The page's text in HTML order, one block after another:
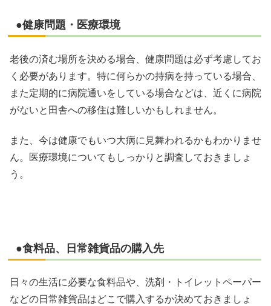
●健康問題・医療環境
老後の済む場所を決める場合、健康問題は必ず考慮してお
く必要があります。特に何らかの持病を持っている場合、
また定期的に病院通いをしている場合などは、近くに病院
がないと田舎への移住は難しいかもしれません。
また、今は健康でもいつ大病に見舞われるかもわかりませ
ん。医療環境についてもしっかりと調査しておきましょ
う。
●食料品、日常雑貨品の購入先
日々の生活に必要な食料品や、洗剤・トイレットペーパー
などの日常雑貨品はどこで購入するか決めておきましょ